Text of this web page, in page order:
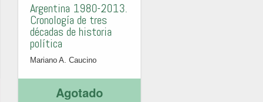
Argentina 1980-2013.
Cronología de tres
décadas de historia
política
Mariano A. Caucino
Agotado